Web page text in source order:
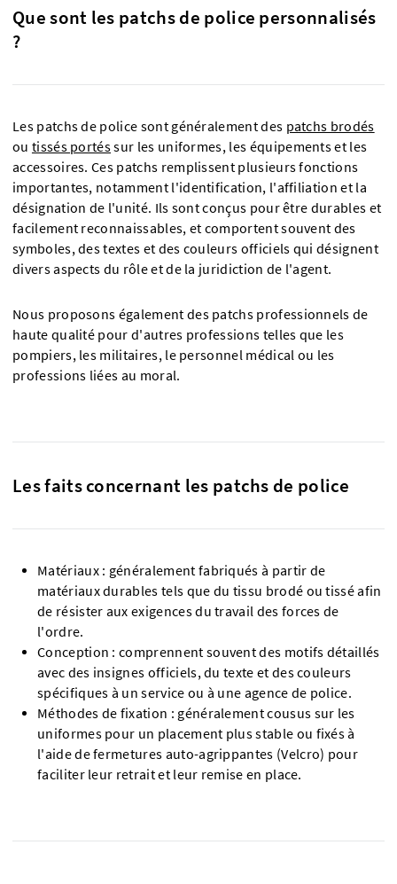
Que sont les patchs de police personnalisés
?
Les patchs de police sont généralement des patchs brodés
ou tissés portéssur les uniformes, les équipements et les
accessoires. Ces patchs remplissent plusieurs fonctions
importantes, notamment l'identification, l'affiliation et la
désignation de l'unité. Ils sont conçus pour être durables et
facilement reconnaissables, et comportent souvent des
symboles, des textes et des couleurs officiels qui désignent
divers aspects du rôle et de la juridiction de l'agent.
Nous proposons également des patchs professionnels de
haute qualité pour d'autres professions telles que les
pompiers, les militaires, le personnel médical ou les
professions liées au moral.
Les faits concernant les patchs de police
Matériaux : généralement fabriqués à partir de
matériaux durables tels que du tissu brodé ou tissé afin
de résister aux exigences du travail des forces de
l'ordre.
Conception : comprennent souvent des motifs détaillés
avec des insignes officiels, du texte et des couleurs
spécifiques à un service ou à une agence de police.
Méthodes de fixation : généralement cousus sur les
uniformes pour un placement plus stable ou fixés à
l'aide de fermetures auto-agrippantes (Velcro) pour
faciliter leur retrait et leur remise en place.